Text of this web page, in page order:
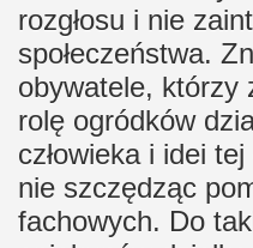
rozgłosu i nie
społeczeństwa.
obywatele, którzy
rolę ogródków
człowieka i idei
nie szczędząc
fachowych. Do